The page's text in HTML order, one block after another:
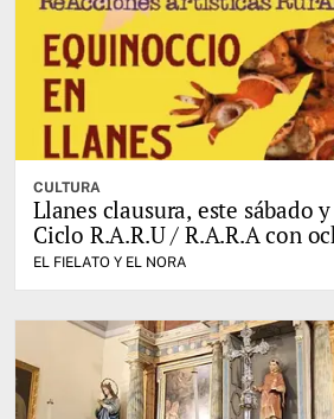
CULTURA
Llanes clausura, este sábado
Ciclo R.A.R.U / R.A.R.A con
EL FIELATO Y EL NORA